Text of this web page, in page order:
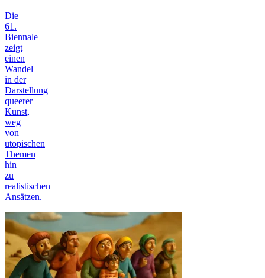
Die
61.
Biennale
zeigt
einen
Wandel
in der
Darstellung
queerer
Kunst,
weg
von
utopischen
Themen
hin
zu
realistischen
Ansätzen.